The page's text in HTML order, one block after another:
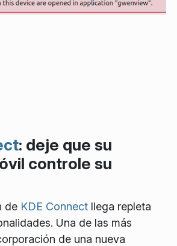
: deje que su
controle su
de KDE Connect llega repleta
Una de las más
de una nueva